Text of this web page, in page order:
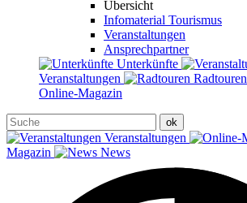
Übersicht
Infomaterial Tourismus
Veranstaltungen
Ansprechpartner
Unterkünfte
Veranstaltungen
Radtouren
Online-Magazin
Veranstaltungen
Magazin
News